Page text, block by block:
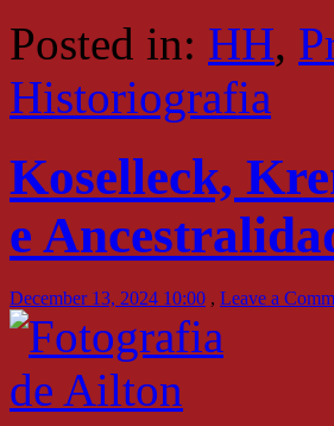
Posted in: HH,
Historiografia
Koselleck,
e
December 13, 2024 10:00 , Leave a